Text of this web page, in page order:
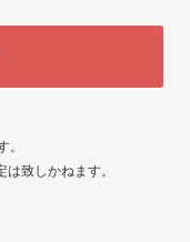
致しかねます。